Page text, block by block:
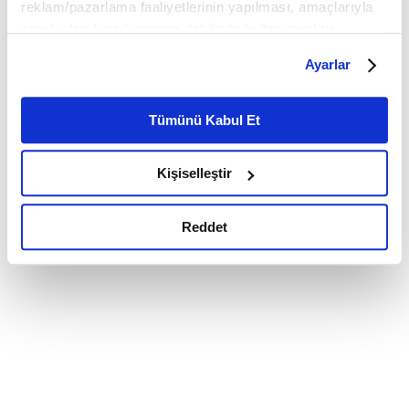
reklam/pazarlama faaliyetlerinin yapılması, amaçlarıyla
belirleyebilirsiniz. Çerezlere ilişkin detaylı bilgi için
Ayarlar butonuna tıklayabilir,Çerez Bilgilendirme
Metnimizi ziyaret edebilirsiniz.
6698 sayılı Kişisel Verilerin Korunması Kanunu uyarınca
okumak ve sitemizi ziyaretiniz kapsamında
gerçekleştirilen veri işleme faaliyetleri ile ilgili daha
detaylı bilgi almak için lütfentıklayınız.
Ayarlar
Tümünü Kabul Et
Kişiselleştir
Reddet